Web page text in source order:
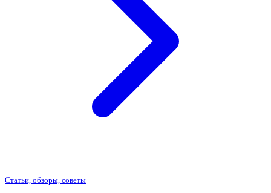
Статьи, обзоры, советы